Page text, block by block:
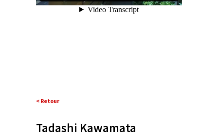
< Retour
Tadashi Kawamata